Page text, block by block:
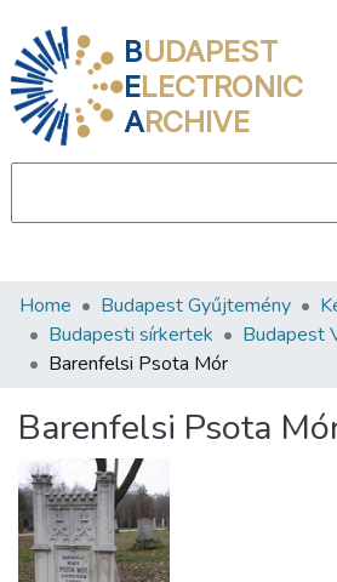
BUDAPEST
ELECTRONIC
ARCHIVE
Communities & Collections
All of DSpace
About us
Home Budapest Gyűjtemény
Budapesti sírkertek
Barenfelsi Psota Mór
Barenfelsi Psota